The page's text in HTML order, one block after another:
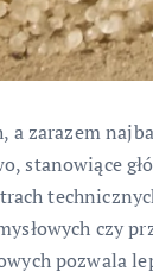
zarazem
stanowiące
czy
pozwala